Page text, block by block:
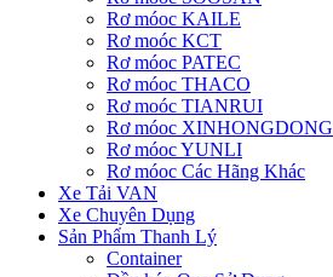
Rơ móoc KAILE
Rơ moóc KCT
Rơ móoc PATEC
Rơ móoc THACO
Rơ moóc TIANRUI
Rơ móoc XINHONGDONG
Rơ móoc YUNLI
Rơ móoc Các Hãng Khác
Xe Tải VAN
Xe Chuyên Dụng
Sản Phẩm Thanh Lý
Container